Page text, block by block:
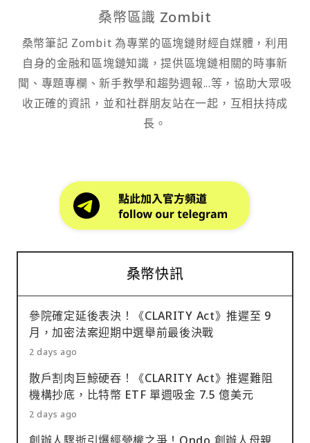
桑幣區識 Zombit
桑幣筆記 Zombit 為專業的區塊鏈財經自媒體，利用
自身的金融和區塊鏈知識，提供區塊鏈相關的時事新
聞、專題專欄、新手教學和趨勢週報...等，協助大眾吸
收正確的資訊，並和社群朋友站在一起，互相扶持成
長。
桑幣快訊
參院確定延後表決！《CLARITY Act》推遲至 9
月，加密法案迎期中選舉前最後決戰
2 days ago
散戶割肉巨鯨硬吞！《CLARITY Act》推遲難阻
機構抄底，比特幣 ETF 單週吸金 7.5 億美元
2 days ago